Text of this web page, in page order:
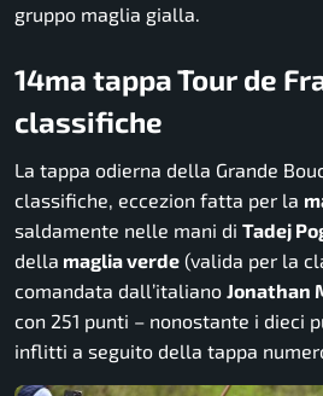
gruppo maglia gialla.
14ma tappa Tour de
classifiche
La tappa odierna della Grande
classifiche, eccezion fatta per la
saldamente nelle mani di Tadej
della maglia verde (valida per la
comandata dall’italiano Jonathan
con 251 punti – nonostante i dieci
inflitti a seguito della tappa